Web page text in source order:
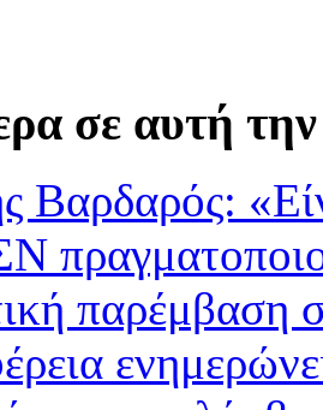
σε αυτή
Βαρδαρός:
παρέμβαση